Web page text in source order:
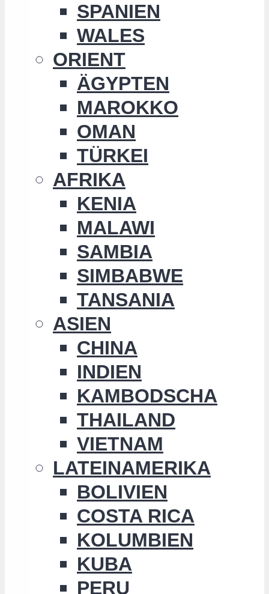
SPANIEN
WALES
ORIENT
ÄGYPTEN
MAROKKO
OMAN
TÜRKEI
AFRIKA
KENIA
MALAWI
SAMBIA
SIMBABWE
TANSANIA
ASIEN
CHINA
INDIEN
KAMBODSCHA
THAILAND
VIETNAM
LATEINAMERIKA
BOLIVIEN
COSTA RICA
KOLUMBIEN
KUBA
PERU